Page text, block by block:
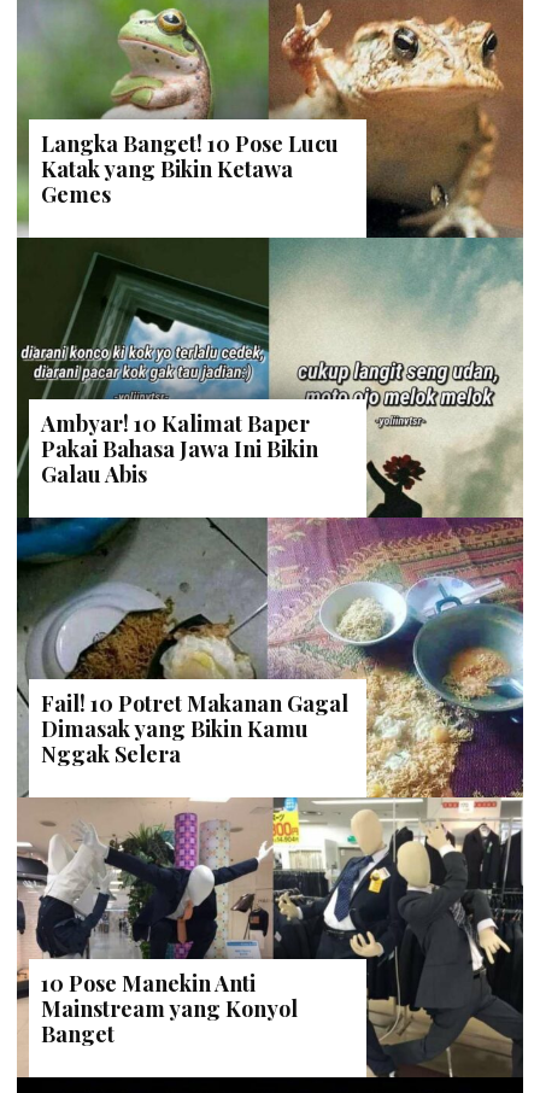
Langka Banget! 10 Pose Lucu
Katak yang Bikin Ketawa
Gemes
Ambyar! 10 Kalimat Baper
Pakai Bahasa Jawa Ini Bikin
Galau Abis
Fail! 10 Potret Makanan Gagal
Dimasak yang Bikin Kamu
Nggak Selera
10 Pose Manekin Anti
Mainstream yang Konyol
Banget